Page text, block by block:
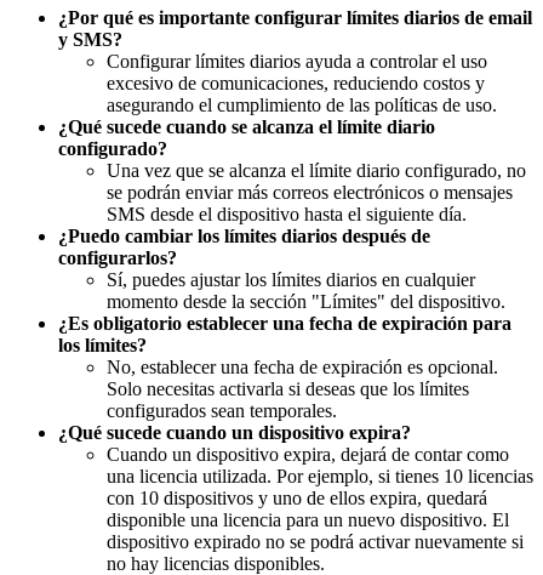
¿Por qué es importante configurar límites diarios de email
y SMS?
Configurar límites diarios ayuda a controlar el uso
excesivo de comunicaciones, reduciendo costos y
asegurando el cumplimiento de las políticas de uso.
¿Qué sucede cuando se alcanza el límite diario
configurado?
Una vez que se alcanza el límite diario configurado, no
se podrán enviar más correos electrónicos o mensajes
SMS desde el dispositivo hasta el siguiente día.
¿Puedo cambiar los límites diarios después de
configurarlos?
Sí, puedes ajustar los límites diarios en cualquier
momento desde la sección "Límites" del dispositivo.
¿Es obligatorio establecer una fecha de expiración para
los límites?
No, establecer una fecha de expiración es opcional.
Solo necesitas activarla si deseas que los límites
configurados sean temporales.
¿Qué sucede cuando un dispositivo expira?
Cuando un dispositivo expira, dejará de contar como
una licencia utilizada. Por ejemplo, si tienes 10 licencias
con 10 dispositivos y uno de ellos expira, quedará
disponible una licencia para un nuevo dispositivo. El
dispositivo expirado no se podrá activar nuevamente si
no hay licencias disponibles.